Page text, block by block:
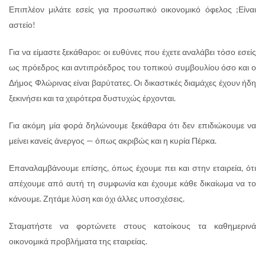
Επιπλέον μιλάτε εσείς για προσωπικό οικονομικό όφελος ;Είναι
αστείο!
Για να είμαστε ξεκάθαροι: οι ευθύνες που έχετε αναλάβει τόσο εσείς
ως πρόεδρος και αντιπρόεδρος του τοπικού συμβουλίου όσο και ο
Δήμος Φλώρινας είναι βαρύτατες. Οι δικαστικές διαμάχες έχουν ήδη
ξεκινήσει και τα χειρότερα δυστυχώς έρχονται.
Για ακόμη μία φορά δηλώνουμε ξεκάθαρα ότι δεν επιδιώκουμε να
μείνει κανείς άνεργος — όπως ακριβώς και η κυρία Πέρκα.
Επαναλαμβάνουμε επίσης, όπως έχουμε πει και στην εταιρεία, ότι
απέχουμε από αυτή τη συμφωνία και έχουμε κάθε δικαίωμα να το
κάνουμε. Ζητάμε λύση και όχι άλλες υποσχέσεις.
Σταματήστε να φορτώνετε στους κατοίκους τα καθημερινά
οικονομικά προβλήματα της εταιρείας.